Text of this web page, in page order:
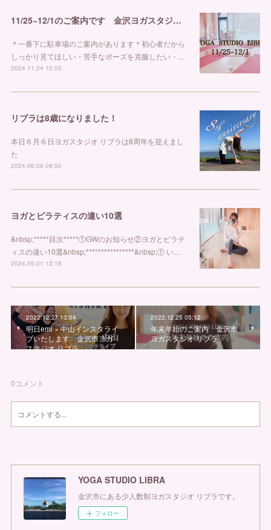
11/25~12/1のご案内です 金沢ヨガスタジオ リブラ
＊一番下に駐車場のご案内があります＊初心者だから
しっかり見てほしい・苦手なポーズを克服したい・…
2024.11.24 10:03
リブラは8歳になりました！
⁡⁡本日６月６日ヨガスタジオ リブラは8周年を迎えまし
た
2024.06.06 09:50
ヨガとピラティスの違い10選
&nbsp;*****目次*****①GWのお知らせ②ヨガとピラテ
ィスの違い10選&nbsp;****************&nbsp;① い…
2024.05.01 12:18
2022.12.27 13:04
明日emi × 中山インスタライ
ブいたします 金沢市ヨガ
スタジオ リブラ
2022.12.25 05:12
年末年始のご案内 金沢市
ヨガスタジオ リブラ
0コメント
YOGA STUDIO LIBRA
金沢市にある少人数制ヨガスタジオ リブラです。
フォロー